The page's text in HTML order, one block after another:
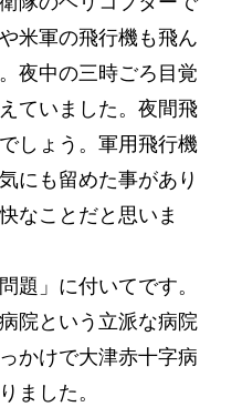
米軍の飛行機も飛ん
夜中の三時ごろ目覚
ていました。夜間飛
しょう。軍用飛行機
にも留めた事があり
なことだと思いま
」に付いてです。
院という立派な病院
かけで大津赤十字病
ました。